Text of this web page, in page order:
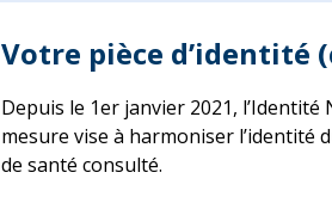
Votre pièce d’identité
Depuis le 1er janvier 2021,
mesure vise à harmoniser l’identité
de santé consulté.